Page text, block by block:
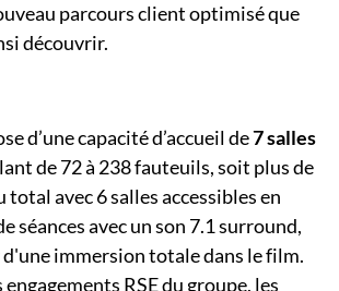
parcours client optimisé que
découvrir.
d’une capacité d’accueil de7 salles
de 72 à 238 fauteuils, soit plus de
avec 6 salles accessibles en
séances avec un son 7.1 surround,
immersion totale dans le film.
RSE du groupe, les